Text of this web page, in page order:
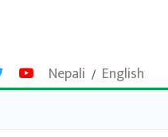
Nepali / English